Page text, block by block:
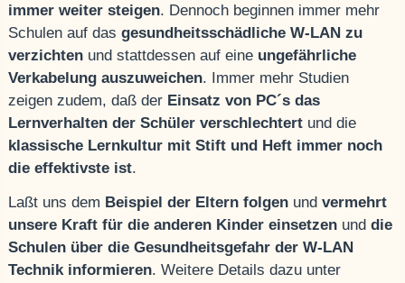
immer weiter steigen. Dennoch beginnen immer mehr
Schulen auf dasgesundheitsschädliche W-LAN zu
verzichten und stattdessen auf eine ungefährliche
Verkabelung auszuweichen. Immer mehr Studien
zeigen zudem, daß der Einsatz von PC´s das
Lernverhalten der Schüler verschlechtert und die
klassische Lernkultur mit Stift und Heft immer noch
die effektivste ist.
Laßt uns dem Beispiel der Eltern folgen undvermehrt
unsere Kraft für die anderen Kinder einsetzen unddie
Schulen über die Gesundheitsgefahr der W-LAN
Technik informieren. Weitere Details dazu unter